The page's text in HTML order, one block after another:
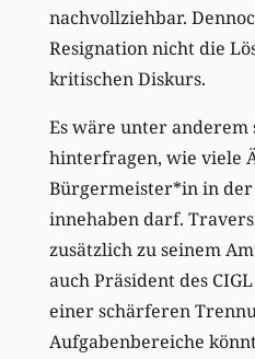
nachvollziehbar.
Resignation nicht die
kritischen Diskurs.
Es wäre unter
hinterfragen, wie viele
Bürgermeister*in in der
innehaben darf.
zusätzlich zu seinem
auch Präsident des
einer schärferen
Aufgabenbereiche